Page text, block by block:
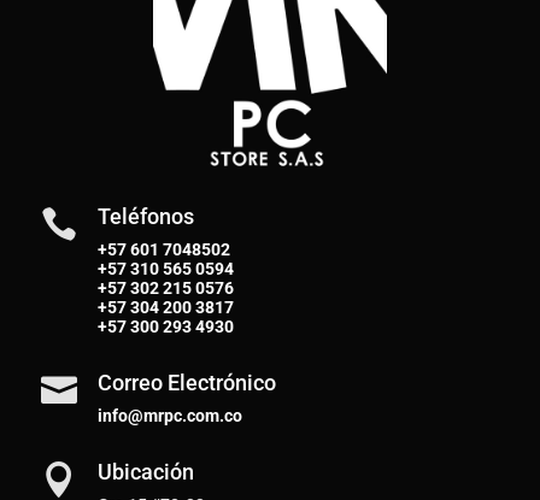
 Teléfonos
+57 601 7048502
+57310 565 0594
+57302 215 0576
+57304 200 3817
+57300 293 4930
 Correo Electrónico
info@mrpc.com.co
 Ubicación